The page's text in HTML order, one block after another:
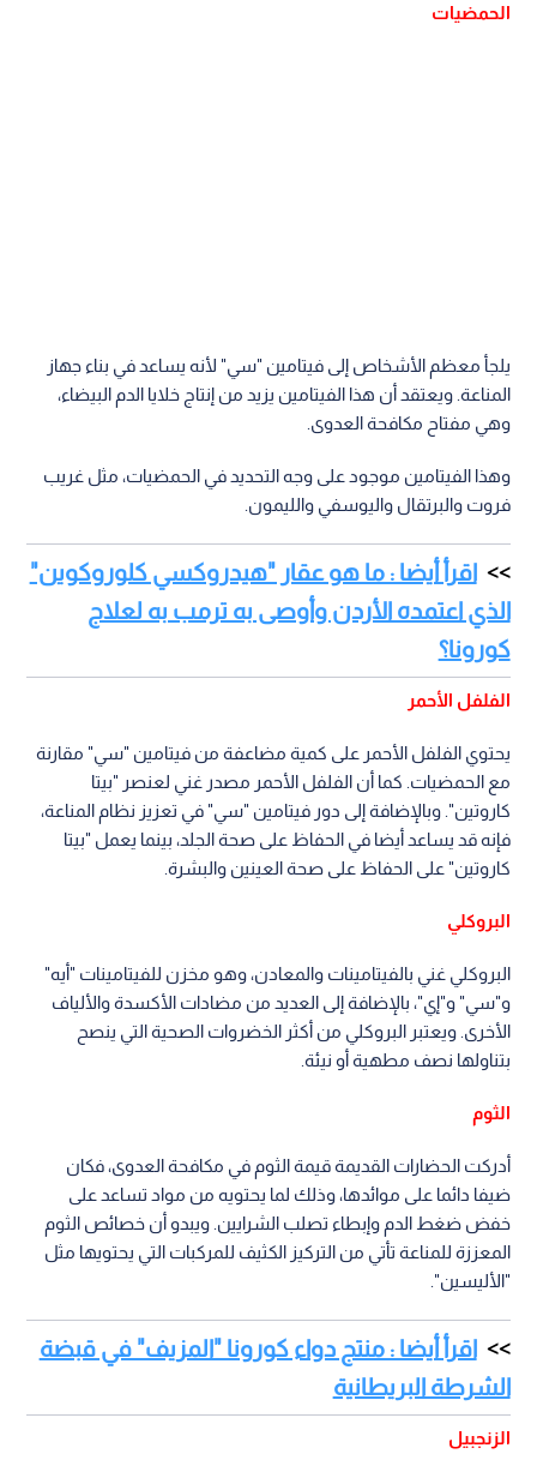
الحمضيات
يلجأ معظم الأشخاص إلى فيتامين "سي" لأنه يساعد في بناء جهاز
المناعة. ويعتقد أن هذا الفيتامين يزيد من إنتاج خلايا الدم البيضاء،
وهي مفتاح مكافحة العدوى.
وهذا الفيتامين موجود على وجه التحديد في الحمضيات، مثل غريب
فروت والبرتقال واليوسفي والليمون.
اقرأ أيضا : ما هو عقار "هيدروكسي كلوروكوين"
الذي اعتمده الأردن وأوصى به ترمب به لعلاج
كورونا؟
الفلفل الأحمر
يحتوي الفلفل الأحمر على كمية مضاعفة من فيتامين "سي" مقارنة
مع الحمضيات. كما أن الفلفل الأحمر مصدر غني لعنصر "بيتا
كاروتين". وبالإضافة إلى دور فيتامين "سي" في تعزيز نظام المناعة،
فإنه قد يساعد أيضا في الحفاظ على صحة الجلد، بينما يعمل "بيتا
كاروتين" على الحفاظ على صحة العينين والبشرة.
البروكلي
البروكلي غني بالفيتامينات والمعادن، وهو مخزن للفيتامينات "أيه"
و"سي" و"إي"، بالإضافة إلى العديد من مضادات الأكسدة والألياف
الأخرى. ويعتبر البروكلي من أكثر الخضروات الصحية التي ينصح
بتناولها نصف مطهية أو نيئة.
الثوم
أدركت الحضارات القديمة قيمة الثوم في مكافحة العدوى، فكان
ضيفا دائما على موائدها، وذلك لما يحتويه من مواد تساعد على
خفض ضغط الدم وإبطاء تصلب الشرايين. ويبدو أن خصائص الثوم
المعززة للمناعة تأتي من التركيز الكثيف للمركبات التي يحتويها مثل
"الأليسين".
اقرأ أيضا : منتج دواء كورونا "المزيف" في قبضة
الشرطة البريطانية
الزنجبيل